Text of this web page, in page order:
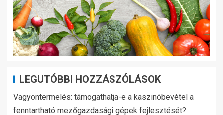
LEGUTÓBBI HOZZÁSZÓLÁSOK
Vagyontermelés: támogathatja-e a kaszinóbevétel a
fenntartható mezőgazdasági gépek fejlesztését?